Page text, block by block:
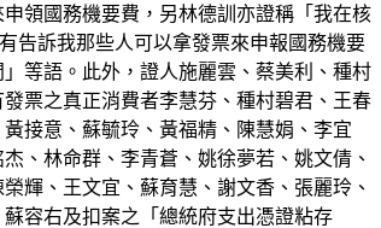
領國務機要費，另林德訓亦證稱「我在核
告訴我那些人可以拿發票來申報國務機要
等語。此外，證人施麗雲、蔡美利、種村
票之真正消費者李慧芬、種村碧君、王春
接意、蘇毓玲、黃福精、陳慧娟、李宜
、林命群、李青蒼、姚徐夢若、姚文倩、
輝、王文宜、蘇育慧、謝文香、張麗玲、
容右及扣案之「總統府支出憑證粘存